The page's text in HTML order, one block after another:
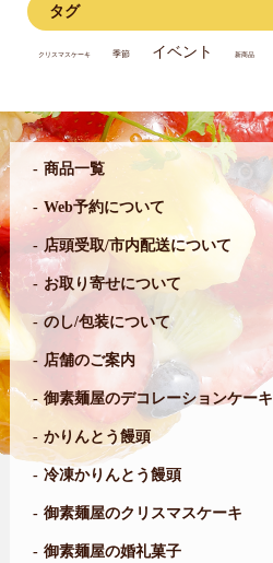
タグ
クリスマスケーキ 季節 イベント 新商品
商品一覧
Web予約について
店頭受取/市内配送について
お取り寄せについて
のし/包装について
店舗のご案内
御素麺屋のデコレーションケーキ
かりんとう饅頭
冷凍かりんとう饅頭
御素麺屋のクリスマスケーキ
御素麺屋の婚礼菓子